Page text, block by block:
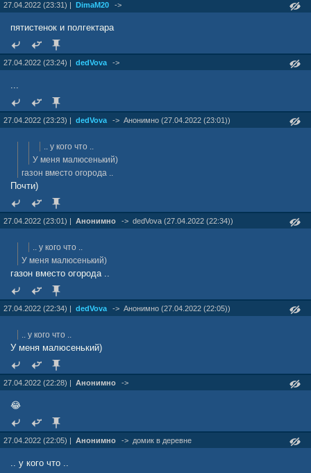
27.04.2022 (23:31) | DimaM20 ->
пятистенок и полгектара
27.04.2022 (23:24) | dedVova ->
...
27.04.2022 (23:23) | dedVova -> Анонимно (27.04.2022 (23:01))
.. у кого что ..
У меня малюсенький)
газон вместо огорода ..
Почти)
27.04.2022 (23:01) | Анонимно -> dedVova (27.04.2022 (22:34))
.. у кого что ..
У меня малюсенький)
газон вместо огорода ..
27.04.2022 (22:34) | dedVova -> Анонимно (27.04.2022 (22:05))
.. у кого что ..
У меня малюсенький)
27.04.2022 (22:28) | Анонимно ->
😂
27.04.2022 (22:05) | Анонимно -> домик в деревне
.. у кого что ..